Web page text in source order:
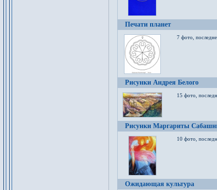
Печати планет
7 фото,
Рисунки Андрея Белого
15 фото,
Рисунки Маргариты
10 фото,
Ожидающая культура